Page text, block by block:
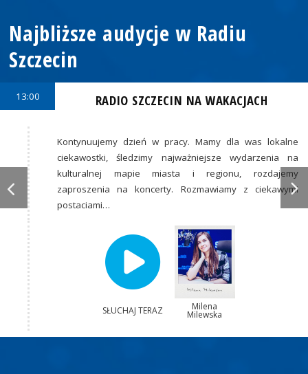
Najbliższe audycje w Radiu
Szczecin
13:00 RADIO SZCZECIN NA WAKACJACH
Kontynuujemy dzień w pracy. Mamy dla was lokalne
ciekawostki, śledzimy najważniejsze wydarzenia na
kulturalnej mapie miasta i regionu, rozdajemy
zaproszenia na koncerty. Rozmawiamy z ciekawymi
postaciami…
SŁUCHAJ TERAZ Milena
Milewska